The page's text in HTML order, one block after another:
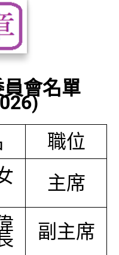
會名單
職位
主席
副主席